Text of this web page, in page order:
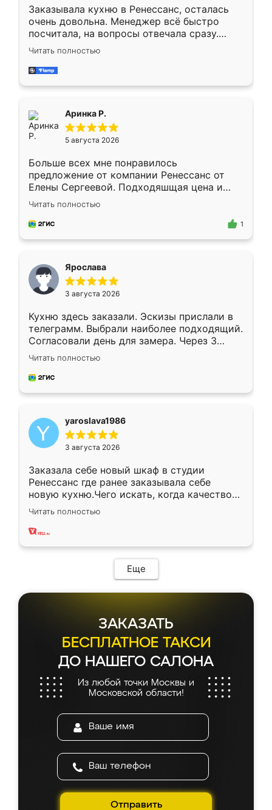
Заказывала кухню в Ренессанс, осталась
очень довольна. Менеджер всё быстро
посчитала, на вопросы отвечала сразу.
Замерщик приехал в субботу, подошёл к
делу со всей ответственностью. Собрали
за день, ребята работали аккуратно, даже
Читать полностью
Аринка Р.
5 августа 2026
Больше всех мне понравилось
предложение от компании Ренессанс от
Елены Сергеевой. Подходяшщая цена и
короткие сроки изготовления. Приехавший
для замера сотрудник Владислав
предложил по моему эскизу самый
Читать полностью
1
Ярослава
3 августа 2026
Кухню здесь заказали. Эскизы прислали в
телеграмм. Выбрали наиболее подходящий.
Согласовали день для замера. Через 3
недели кухня была уже готова. Остались
довольны работой. Спасибо Ренессанс
мебель за качественную работу!
Читать полностью
yaroslava1986
3 августа 2026
Заказала себе новый шкаф в студии
Ренессанс где ранее заказывала себе
новую кухню.Чего искать, когда качеством
вполне довольна. Служит кухня уже почти
два года, нареканий нет.
Читать полностью
Еще
ЗАКАЗАТЬ
БЕСПЛАТНОЕ ТАКСИ
ДО НАШЕГО САЛОНА
Из любой точки Москвы и
Московской области!
Отправить